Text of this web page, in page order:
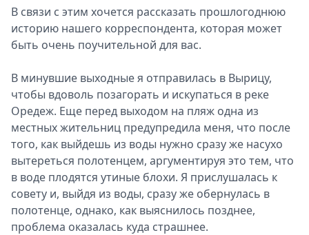
В связи с этим хочется рассказать прошлогоднюю
историю нашего корреспондента, которая может
быть очень поучительной для вас.
В минувшие выходные я отправилась в Вырицу,
чтобы вдоволь позагорать и искупаться в реке
Оредеж. Еще перед выходом на пляж одна из
местных жительниц предупредила меня, что после
того, как выйдешь из воды нужно сразу же насухо
вытереться полотенцем, аргументируя это тем, что
в воде плодятся утиные блохи. Я прислушалась к
совету и, выйдя из воды, сразу же обернулась в
полотенце, однако, как выяснилось позднее,
проблема оказалась куда страшнее.